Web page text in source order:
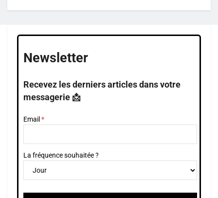
Newsletter
Recevez les derniers articles dans votre
messagerie 📩
Email
La fréquence souhaitée ?